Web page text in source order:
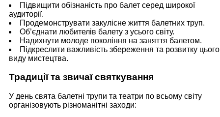
Підвищити обізнаність про балет серед широкої
аудиторії.
Продемонструвати закулісне життя балетних труп.
Об’єднати любителів балету з усього світу.
Надихнути молоде покоління на заняття балетом.
Підкреслити важливість збереження та розвитку цього
виду мистецтва.
Традиції та звичаї святкування
У день свята балетні трупи та театри по всьому світу
організовують різноманітні заходи: